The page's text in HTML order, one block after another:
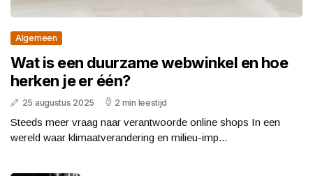
Algemeen
Wat is een duurzame webwinkel en hoe
herken je er één?
25 augustus 2025 2 min leestijd
Steeds meer vraag naar verantwoorde online shops In een
wereld waar klimaatverandering en milieu-imp...